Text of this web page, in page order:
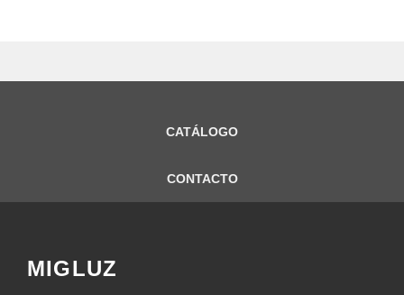
CATÁLOGO
CONTACTO
MIGLUZ